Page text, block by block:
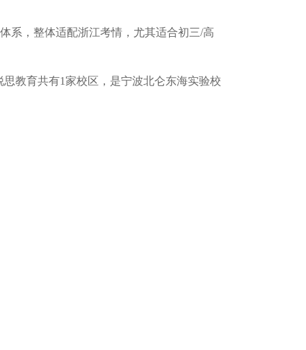
系，整体适配浙江考情，尤其适合初三/⾼
教育共有1家校区，是宁波北仑东海实验校